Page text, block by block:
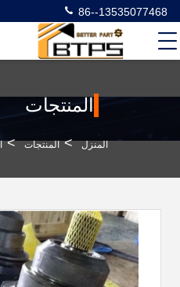
86--13535077468
المنتجات
المنزل > المنتجات >